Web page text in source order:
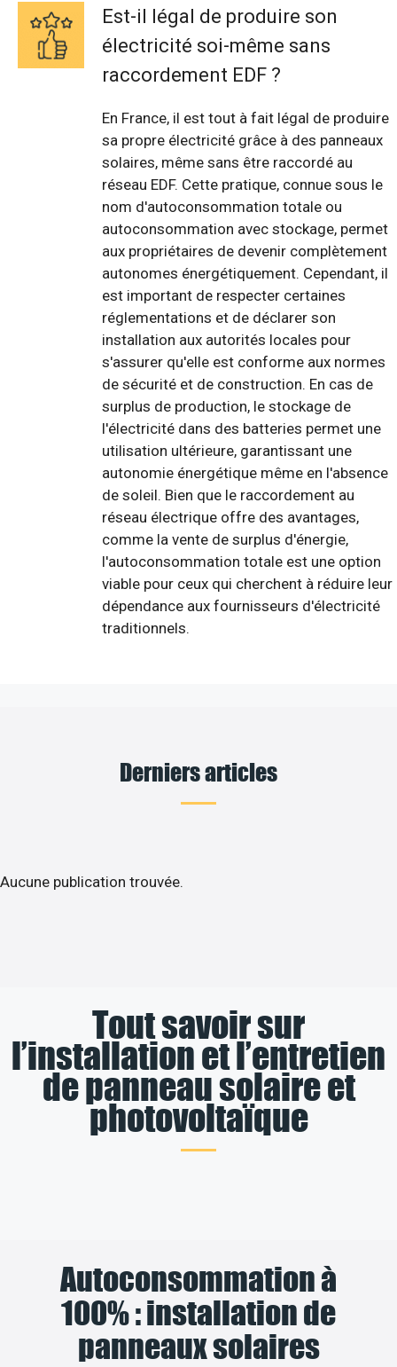
Est-il légal de produire son
électricité soi-même sans
raccordement EDF ?
En France, il est tout à fait légal de produire
sa propre électricité grâce à des panneaux
solaires, même sans être raccordé au
réseau EDF. Cette pratique, connue sous le
nom d'autoconsommation totale ou
autoconsommation avec stockage, permet
aux propriétaires de devenir complètement
autonomes énergétiquement. Cependant, il
est important de respecter certaines
réglementations et de déclarer son
installation aux autorités locales pour
s'assurer qu'elle est conforme aux normes
de sécurité et de construction. En cas de
surplus de production, le stockage de
l'électricité dans des batteries permet une
utilisation ultérieure, garantissant une
autonomie énergétique même en l'absence
de soleil. Bien que le raccordement au
réseau électrique offre des avantages,
comme la vente de surplus d'énergie,
l'autoconsommation totale est une option
viable pour ceux qui cherchent à réduire leur
dépendance aux fournisseurs d'électricité
traditionnels.
Derniers articles
Aucune publication trouvée.
Tout savoir sur
l’installation et l’entretien
de panneau solaire et
photovoltaïque
Autoconsommation à
100% : installation de
panneaux solaires